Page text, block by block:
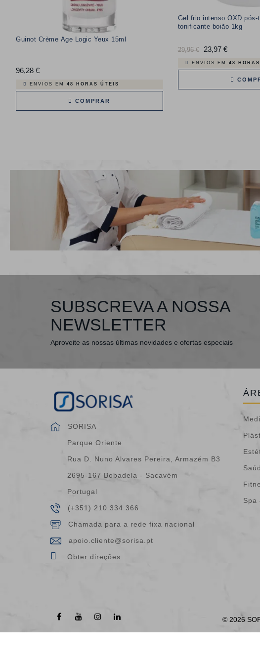
Guinot Crème Age Logic Yeux 15ml
96,28 €Preço
ENVIOS EM 48 HORAS ÚTEIS
COMPRAR
Gel frio intenso OXD pós-
tonificante boião 1kg
Preço
normal
29,96 € 23,97 €Preço
ENVIOS EM 48
SUBSCREVA A NOSSA
NEWSLETTER
Aproveite as nossas últimas novidades e ofertas especiais
SORISA
Parque Oriente
Rua D. Nuno Alvares Pereira, Armazém B3
2695-167 Bobadela - Sacavém
Portugal
(+351) 210 334 366
Chamada para a rede fixa nacional
apoio.cliente@sorisa.pt
Obter direções
Spa
© 2026